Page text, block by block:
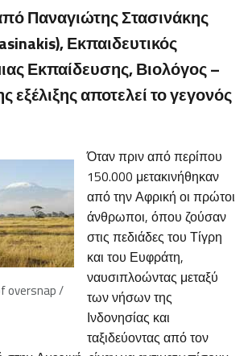
Παναγιώτης Στασινάκης
Εκπαιδευτικός
Εκπαίδευσης, Βιολόγος –
αποτελεί το γεγονός
oversnap /
Όταν πριν από περίπου
150.000 μετακινήθηκαν
από την Αφρική οι πρώτοι
άνθρωποι, όπου ζούσαν
στις πεδιάδες του Τίγρη
και του Ευφράτη,
ναυσιπλοώντας μεταξύ
των νήσων της
Ινδονησίας και
ταξιδεύοντας από τον